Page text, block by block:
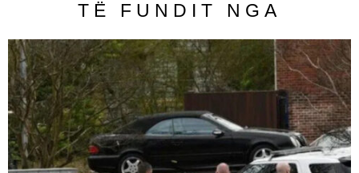
TË FUNDIT NGA